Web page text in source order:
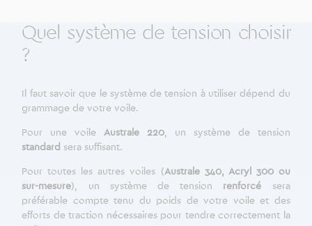
Quel système de tension choisir
?
Il faut savoir que le système de tension à utiliser dépend du
grammage de votre voile.
Pour une voile Australe 220 , un système de tension
standard sera suffisant.
Pour toutes les autres voiles (Australe 340, Acryl 300 ou
sur-mesure), un système de tension renforcé sera
préférable compte tenu du poids de votre voile et des
efforts de traction nécessaires pour tendre correctement la